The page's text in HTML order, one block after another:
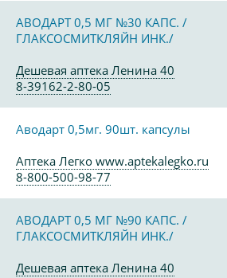
АВОДАРТ 0,5 МГ №30 КАПС. /
ГЛАКСОСМИТКЛЯЙН ИНК./
Дешевая аптека Ленина 40
8-39162-2-80-05
Аводарт 0,5мг. 90шт. капсулы
Аптека Легко www.aptekalegko.ru
8-800-500-98-77
АВОДАРТ 0,5 МГ №90 КАПС. /
ГЛАКСОСМИТКЛЯЙН ИНК./
Дешевая аптека Ленина 40